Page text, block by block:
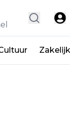
Zakelijk